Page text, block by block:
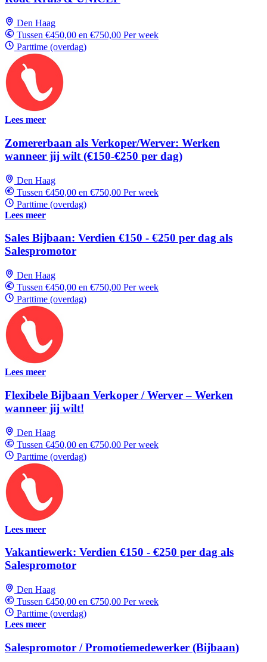
Den Haag
Tussen €450,00 en €750,00 Per week
Parttime (overdag)
Lees meer
Zomererbaan als Verkoper/Werver: Werken
wanneer jij wilt (€150-€250 per dag)
Den Haag
Tussen €450,00 en €750,00 Per week
Parttime (overdag)
Lees meer
Sales Bijbaan: Verdien €150 - €250 per dag als
Salespromotor
Den Haag
Tussen €450,00 en €750,00 Per week
Parttime (overdag)
Lees meer
Flexibele Bijbaan Verkoper / Werver – Werken
wanneer jij wilt!
Den Haag
Tussen €450,00 en €750,00 Per week
Parttime (overdag)
Lees meer
Vakantiewerk: Verdien €150 - €250 per dag als
Salespromotor
Den Haag
Tussen €450,00 en €750,00 Per week
Parttime (overdag)
Lees meer
Salespromotor / Promotiemedewerker (Bijbaan)